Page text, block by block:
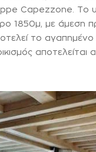
Capezzone. Το
1850μ, με άμεση
το αγαπημένο
αποτελείται